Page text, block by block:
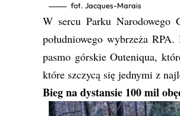
fot. Jacques-Marais
W sercu Parku Narodowego
południowego wybrzeża
pasmo górskie Outeniqua,
które szczycą się jednymi z
Bieg na dystansie 100 mil